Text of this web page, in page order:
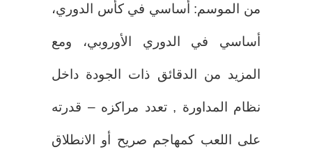
من الموسم: أساسي في كأس الدوري،
أساسي في الدوري الأوروبي، ومع
المزيد من الدقائق ذات الجودة داخل
نظام المداورة , تعدد مراكزه – قدرته
على اللعب كمهاجم صريح أو الانطلاق